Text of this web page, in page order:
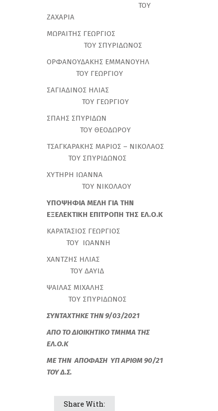
ΤΟΥ
ΖΑΧΑΡΙΑ
ΜΩΡΑΙΤΗΣ ΓΕΩΡΓΙΟΣ
ΤΟΥ ΣΠΥΡΙΔΩΝΟΣ
ΟΡΦΑΝΟΥΔΑΚΗΣ ΕΜΜΑΝΟΥΗΛ
ΤΟΥ ΓΕΩΡΓΙΟΥ
ΣΑΓΙΑΔΙΝΟΣ ΗΛΙΑΣ
ΤΟΥ ΓΕΩΡΓΙΟΥ
ΣΠΑΗΣ ΣΠΥΡΙΔΩΝ
ΤΟΥ ΘΕΟΔΩΡΟΥ
ΤΣΑΓΚΑΡΑΚΗΣ ΜΑΡΙΟΣ – ΝΙΚΟΛΑΟΣ
ΤΟΥ ΣΠΥΡΙΔΩΝΟΣ
ΧΥΤΗΡΗ ΙΩΑΝΝΑ
ΤΟΥ ΝΙΚΟΛΑΟΥ
ΥΠΟΨΗΦΙΑ ΜΕΛΗ ΓΙΑ ΤΗΝ
ΕΞΕΛΕΚΤΙΚΗ ΕΠΙΤΡΟΠΗ ΤΗΣ ΕΛ.Ο.Κ
ΚΑΡΑΤΑΣΙΟΣ ΓΕΩΡΓΙΟΣ
ΤΟΥ ΙΩΑΝΝΗ
ΧΑΝΤΖΗΣ ΗΛΙΑΣ
ΤΟΥ ΔΑΥΙΔ
ΨΑΙΛΑΣ ΜΙΧΑΛΗΣ
ΤΟΥ ΣΠΥΡΙΔΩΝΟΣ
ΣΥΝΤΑΧΤΗΚΕ ΤΗΝ 9/03/2021
ΑΠΟ ΤΟ ΔΙΟΙΚΗΤΙΚΟ ΤΜΗΜΑ ΤΗΣ
ΕΛ.Ο.Κ
ΜΕ ΤΗΝ ΑΠΟΦΑΣΗ ΥΠ ΑΡΙΘΜ 90/21
ΤΟΥ Δ.Σ.
Share With: